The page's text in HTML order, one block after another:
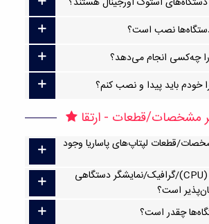
نصب است؟
چه‌کسی انجام می‌دهد؟
خودم باید پیدا و نصب کنم؟
مشخصات/قطعات - ارتقا
قطعات لپتاپ‌های پاساریا وجود
می‌خواهم پردازنده (CPU)/گرافیک/نمایشگر دستگاهی
است؟
چقدر است؟